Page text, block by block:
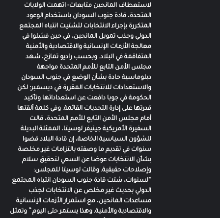
لاستعطاف المانحين متابعات- اتهمت الولايات
المتحدة، قادة جنوب السودان باستخدام الوعود
المتكررة بإجراء الانتخابات لتشتيت انتباه المجتمع
الدولي وجذب تمويل المانحين، في حين فشلوا في
معالجة الأزمات الإنسانية والاقتصادية والأمنية
المتفاقمة في البلاد. وبحسب راديو تمازج، شهد
مجلس الأمن التابع للأمم المتحدة مواجهة
دبلوماسية حادة بشأن الوضع في جنوب السودان
والاستعدادات للانتخابات المقررة في ديسمبر؛ لكن
الحكومة في جوبا دافعت عن استعداداتها وتأكيد
قدرتها على إدارة التحديات القائمة. وفي كلمة ألقتها
أمام مجلس الأمن التابع للأمم المتحدة، قالت
السفيرة الأمريكية جينيفر لوسيتا، الممثلة البديلة
للشؤون السياسية الخاصة، إن قادة البلاد قضوا
سنوات في تقديم ما وصفته بالتزامات غير مخلصة
بشأن الانتخابات عوضا عن السعي لتحقيق سلام
وإصلاحات حقيقية. وقالت لوسيتا للمجلس:
“لسنوات، شتت قادة جنوب السودان انتباه المجتمع
الدولي بحديث غير مخلص عن الانتخابات لجذب
مساعدات المانحين، مع استمرار الأزمات الإنسانية
والاقتصادية والأمنية. وهذا يستمر حتى اليوم.” وتمثل